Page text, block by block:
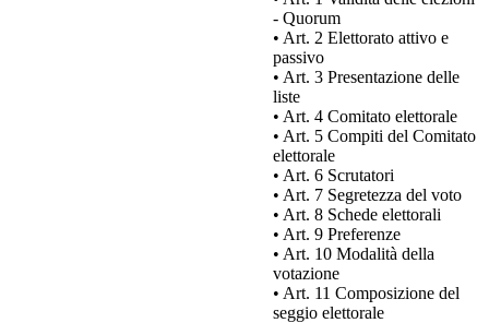
- Quorum
• Art. 2 Elettorato attivo e
passivo
• Art. 3 Presentazione delle
liste
• Art. 4 Comitato elettorale
• Art. 5 Compiti del Comitato
elettorale
• Art. 6 Scrutatori
• Art. 7 Segretezza del voto
• Art. 8 Schede elettorali
• Art. 9 Preferenze
• Art. 10 Modalità della
votazione
• Art. 11 Composizione del
seggio elettorale